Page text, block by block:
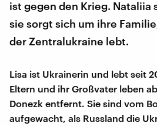
ist gegen den Krieg. Nataliia
sie sorgt sich um ihre
der Zentralukraine lebt.
Lisa ist Ukrainerin und lebt seit
Eltern und ihr Großvater leben
Donezk entfernt. Sie sind vom
aufgewacht, als Russland die